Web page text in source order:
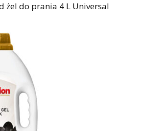
żel do prania 4 L Universal